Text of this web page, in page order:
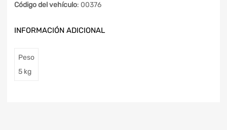
Código del vehículo: 00376
INFORMACIÓN ADICIONAL
Peso
5 kg